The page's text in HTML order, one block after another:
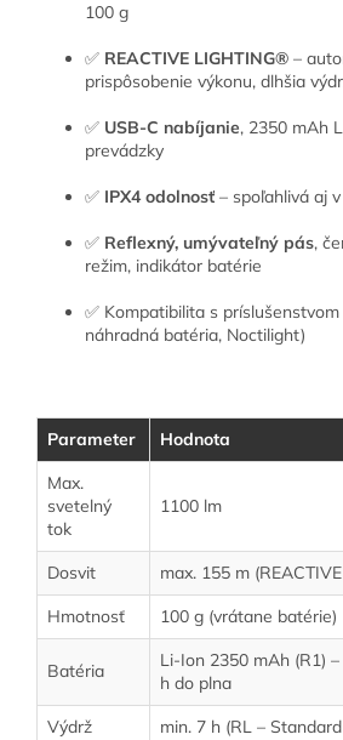
100 g
✅ REACTIVE LIGHTING® –
prispôsobenie výkonu, dlhšia
✅ USB-C nabíjanie, 2350 mAh
prevádzky
✅ IPX4 odolnosť – spoľahlivá aj
✅ Reflexný, umývateľný pás,
režim, indikátor batérie
✅ Kompatibilita s
náhradná batéria, Noctilight)
Parameter
Hodnota
Max.
svetelný
tok
1100 lm
Dosvit
max. 155 m
Hmotnosť
100 g (vrátane batérie)
Batéria
Li-Ion 2350 mAh (R1)
h do plna
Výdrž
min. 7 h (RL –